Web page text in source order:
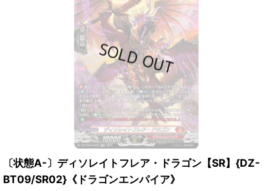
〔状態A-〕ディソレイトフレア・ドラゴン【SR】{DZ-
BT09/SR02}《ドラゴンエンパイア》